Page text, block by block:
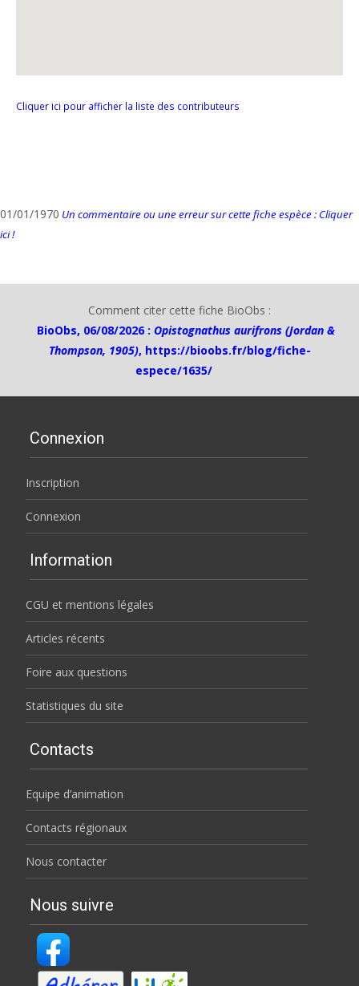
Cliquer ici pour afficher la liste des contributeurs
01/01/1970 Un commentaire ou une erreur sur cette fiche espèce : Cliquer
ici !
Comment citer cette fiche BioObs :
BioObs, 06/08/2026 : Opistognathus aurifrons (Jordan &
Thompson, 1905), https://bioobs.fr/blog/fiche-
espece/1635/
Connexion
Inscription
Connexion
Information
CGU et mentions légales
Articles récents
Foire aux questions
Statistiques du site
Contacts
Equipe d’animation
Contacts régionaux
Nous contacter
Nous suivre